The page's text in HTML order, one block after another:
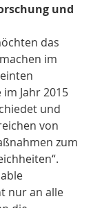
und
das
im
Jahr 2015
und
von
zum
nur an alle